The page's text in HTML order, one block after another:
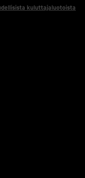
kuluttajaluotoista